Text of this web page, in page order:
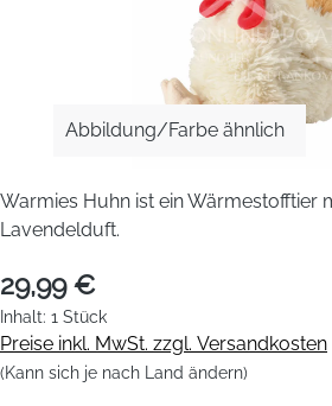
Abbildung/Farbe ähnlich
Warmies Huhn ist ein Wärmestofftier
Lavendelduft.
29,99 €
Inhalt: 1 Stück
Preise inkl. MwSt. zzgl. Versandkosten
(Kann sich je nach Land ändern)